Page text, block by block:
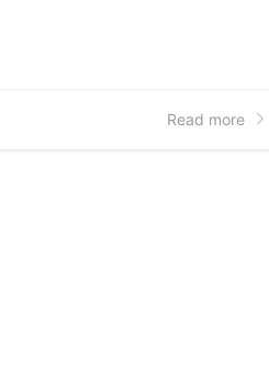
Read more